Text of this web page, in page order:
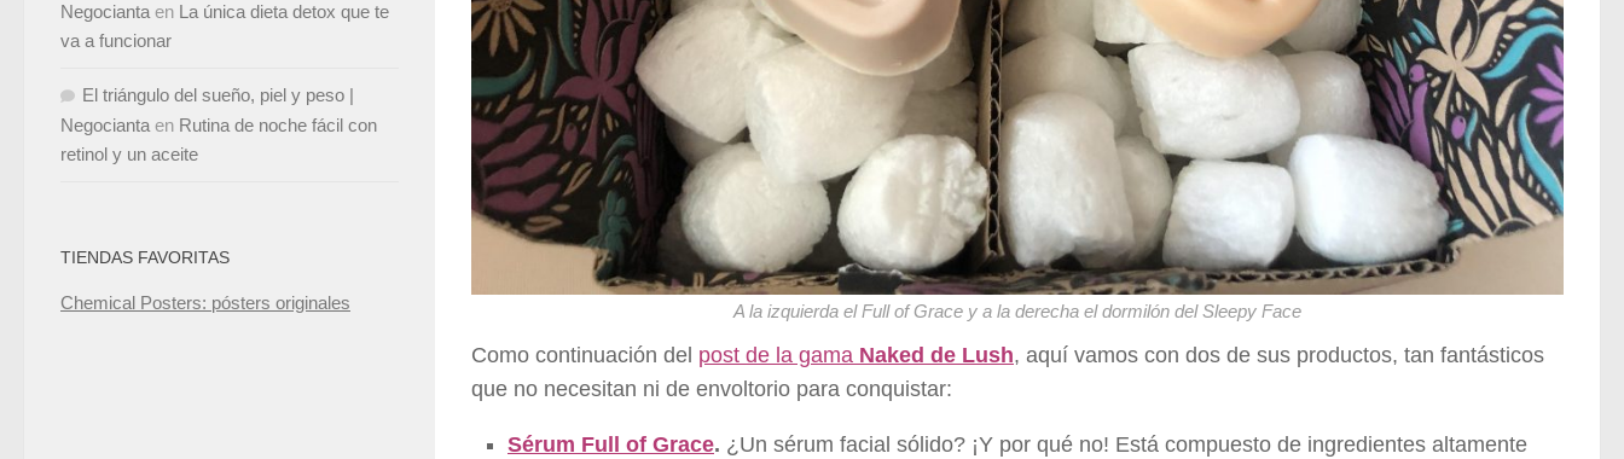
A la izquierda el Full of Grace y a la derecha el dormilón del Sleepy Face
Como continuación del post de la gama Naked de Lush, aquí vamos con dos de sus productos, tan fantásticos
que no necesitan ni de envoltorio para conquistar:
Sérum Full of Grace. ¿Un sérum facial sólido? ¡Y por qué no! Está compuesto de ingredientes altamente
Negocianta en La única dieta detox que te
va a funcionar
El triángulo del sueño, piel y peso |
Negocianta en Rutina de noche fácil con
retinol y un aceite
TIENDAS FAVORITAS
Chemical Posters: pósters originales